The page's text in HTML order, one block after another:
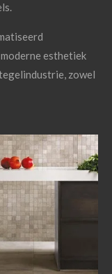
esthetiek
zowel